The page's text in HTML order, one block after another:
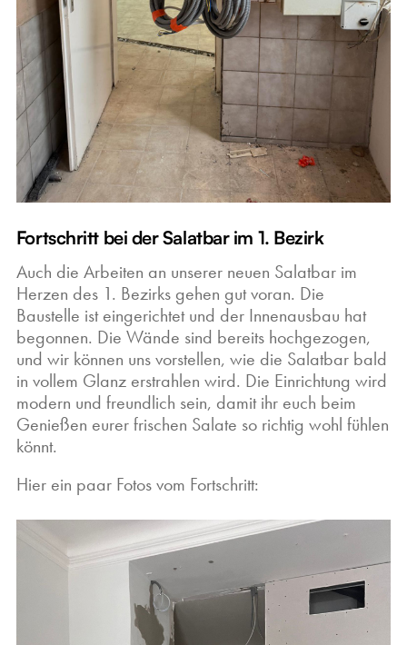
Fortschritt bei der Salatbar im 1. Bezirk
Auch die Arbeiten an unserer neuen Salatbar im
Herzen des 1. Bezirks gehen gut voran. Die
Baustelle ist eingerichtet und der Innenausbau hat
begonnen. Die Wände sind bereits hochgezogen,
und wir können uns vorstellen, wie die Salatbar bald
in vollem Glanz erstrahlen wird. Die Einrichtung wird
modern und freundlich sein, damit ihr euch beim
Genießen eurer frischen Salate so richtig wohl fühlen
könnt.
Hier ein paar Fotos vom Fortschritt: